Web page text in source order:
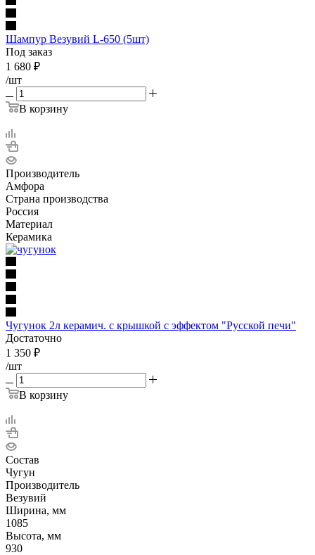
Шампур Везувий L-650 (5шт)
Под заказ
1 680 ₽
/шт
В корзину
Производитель
Амфора
Страна производства
Россия
Материал
Керамика
Чугунок 2л керамич. с крышкой с эффектом "Русской печи"
Достаточно
1 350 ₽
/шт
В корзину
Состав
Чугун
Производитель
Везувий
Ширина, мм
1085
Высота, мм
930